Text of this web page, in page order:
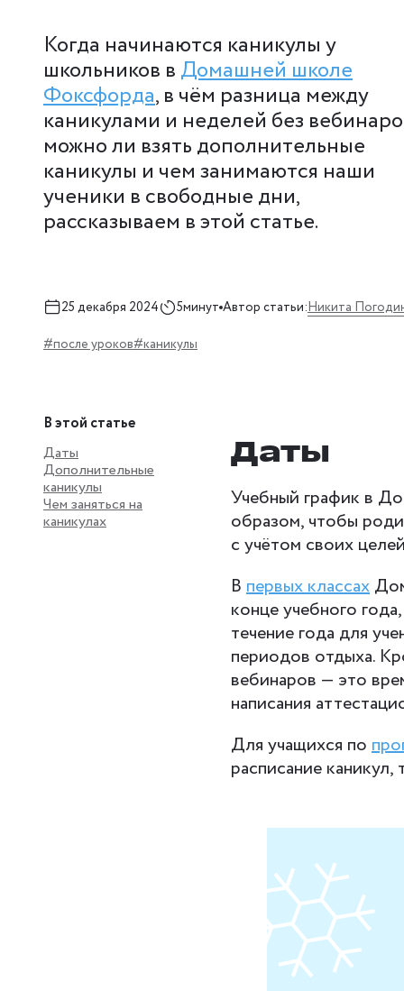
Когда начинаются каникулы у
школьников в Домашней школе
Фоксфорда, в чём разница между
каникулами и неделей без
можно ли взять дополнительные
каникулы и чем занимаются наши
ученики в свободные дни,
рассказываем в этой статье.
25 декабря 2024 5минут Автор статьи:Никита
#после уроков#каникулы
В этой статье
Даты
Дополнительные
каникулы
Чем заняться на
каникулах
Даты
Учебный график в
образом, чтобы
с учётом своих
В первых классах
конце учебного
течение года для
периодов отдыха.
вебинаров — это
написания
Для учащихся по
расписание